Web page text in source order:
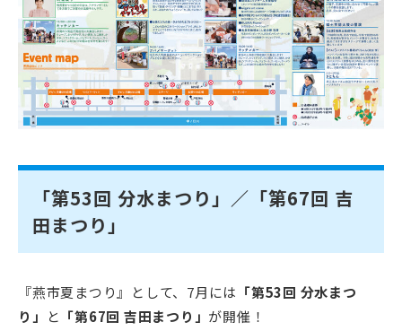
「第53回 分水まつり」／「第67回 吉
田まつり」
『燕市夏まつり』として、7月には 「第53回 分水まつ
り」
と 「第67回 吉田まつり」 が開催！